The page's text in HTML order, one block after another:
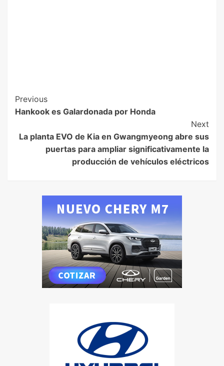
Previous
Hankook es Galardonada por Honda
Next
La planta EVO de Kia en Gwangmyeong abre sus
puertas para ampliar significativamente la
producción de vehículos eléctricos